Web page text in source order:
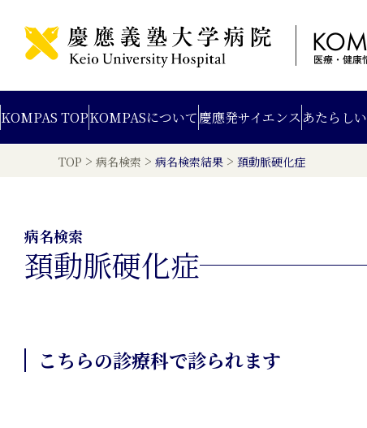
KOMPAS TOPKOMPASについて慶應発サイエンス あたらしい
TOP > 病名検索 > 病名検索結果 > 頚動脈硬化症
病名検索
頚動脈硬化症
こちらの診療科で診られます